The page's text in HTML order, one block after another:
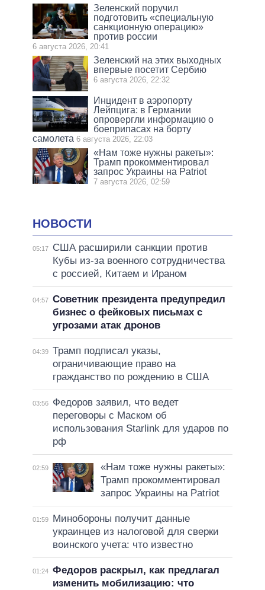
Зеленский поручил
подготовить «специальную
санкционную операцию»
против россии
6 августа 2026, 20:41
Зеленский на этих выходных
впервые посетит Сербию
6 августа 2026, 22:32
Инцидент в аэропорту
Лейпцига: в Германии
опровергли информацию о
боеприпасах на борту
самолета 6 августа 2026, 22:03
«Нам тоже нужны ракеты»:
Трамп прокомментировал
запрос Украины на Patriot
7 августа 2026, 02:59
НОВОСТИ
05:17
США расширили санкции против
Кубы из-за военного сотрудничества
с россией, Китаем и Ираном
04:57 Советник президента предупредил
бизнес о фейковых письмах с
угрозами атак дронов
04:39 Трамп подписал указы,
ограничивающие право на
гражданство по рождению в США
03:56
Федоров заявил, что ведет
переговоры с Маском об
использования Starlink для ударов по
рф
02:59
«Нам тоже нужны ракеты»:
Трамп прокомментировал
запрос Украины на Patriot
01:59
Минобороны получит данные
украинцев из налоговой для сверки
воинского учета: что известно
01:24 Федоров раскрыл, как предлагал
изменить мобилизацию: что